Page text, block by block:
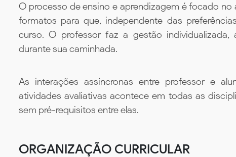
O processo de ensino e aprendizagem é focado
formatos para que, independente das
curso. O professor faz a gestão
durante sua caminhada.
As interações assíncronas entre professor e
atividades avaliativas acontece em todas as
sem pré-requisitos entre elas.
ORGANIZAÇÃO CURRICULAR